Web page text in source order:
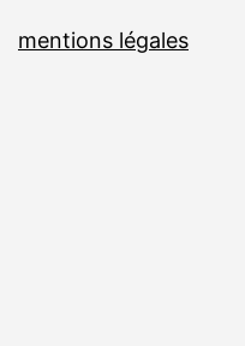
mentions légales